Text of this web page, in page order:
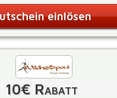
einlösen
10€ Rabatt